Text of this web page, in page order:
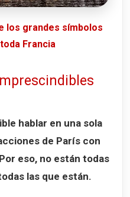
los grandes símbolos
Francia
hablar en una sola
de París con
eso, no están todas
las que están.